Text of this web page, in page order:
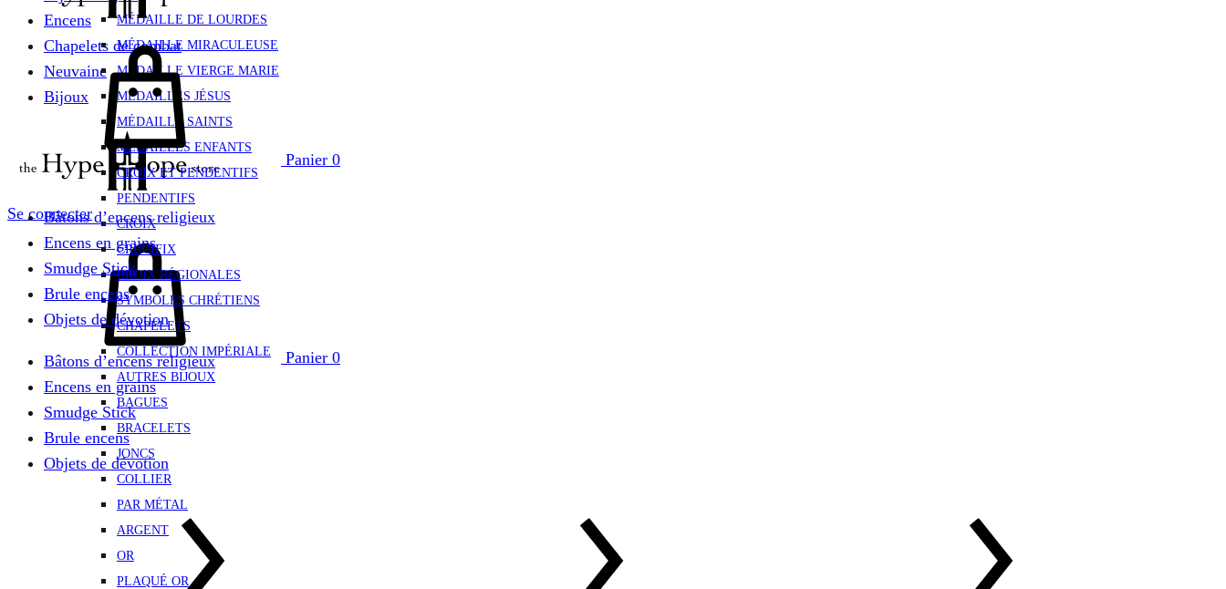
Encens
Chapelets de combat
Neuvaine
Bijoux
Se connecter
Panier 0
MÉDAILLE DE LOURDES
MÉDAILLE MIRACULEUSE
MÉDAILLE VIERGE MARIE
MÉDAILLES JÉSUS
MÉDAILLE SAINTS
MÉDAILLES ENFANTS
CROIX ET PENDENTIFS
PENDENTIFS
CROIX
CRUCIFIX
CROIX RÉGIONALES
SYMBOLES CHRÉTIENS
CHAPELETS
COLLECTION IMPÉRIALE
AUTRES BIJOUX
BAGUES
BRACELETS
JONCS
COLLIER
PAR MÉTAL
ARGENT
OR
PLAQUÉ OR
Panier 0
Bâtons d’encens religieux
Encens en grains
Smudge Stick
Brule encens
Objets de dévotion
Bâtons d’encens religieux
Encens en grains
Smudge Stick
Brule encens
Objets de dévotion